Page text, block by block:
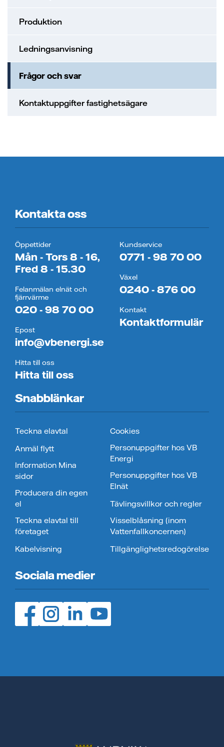
Produktion
Ledningsanvisning
Frågor och svar
Kontaktuppgifter fastighetsägare
Kontakta oss
Öppettider
Mån - Tors 8 - 16,
Fred 8 - 15.30
Felanmälan elnät och
fjärrvärme
020 - 98 70 00
Epost
info@vbenergi.se
Hitta till oss
Hitta till oss
Kundservice
0771 - 98 70 00
Växel
0240 - 876 00
Kontakt
Kontaktformulär
Snabblänkar
Teckna elavtal
Anmäl flytt
Information Mina
sidor
Producera din egen
el
Teckna elavtal till
företaget
Kabelvisning
Cookies
Personuppgifter hos VB
Energi
Personuppgifter hos VB
Elnät
Tävlingsvillkor och regler
Visselblåsning (inom
Vattenfallkoncernen)
Tillgänglighetsredogörelse
Sociala medier
Facebook (öppnas i ny flik)
Instagram (öppnas i ny flik)
LinedIn (öppnas i ny flik)